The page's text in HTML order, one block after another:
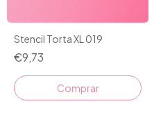
Stencil Torta XL 019
€9,73